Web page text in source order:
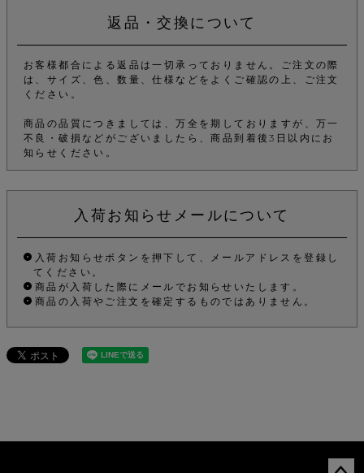
返品・交換について
お客様都合による返品は一切承っておりません。ご注文の際
は、サイズ、色、数量、仕様などをよくご確認の上、ご注文
ください。
商品の品質につきましては、万全を期しておりますが、万一
不良・破損などがございましたら、商品到着後3日以内にお
知らせください。
入荷お知らせメールについて
入荷お知らせボタンを押下して、メールアドレスを登録し
てください。
商品が入荷した際にメールでお知らせいたします。
商品の入荷やご注文を確定するものではありません。